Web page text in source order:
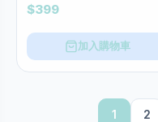
$399
加入購物車
1 2